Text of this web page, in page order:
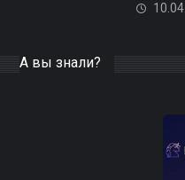
А вы знали?